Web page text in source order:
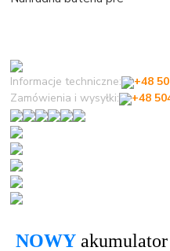
Informacje techniczne: +48
Zamówienia i wysyłki:
+48
NOWY akumulator